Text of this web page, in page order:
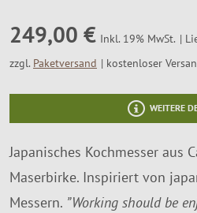
249,00 € Inkl. 19% MwSt.
zzgl. Paketversand kostenloser
WEITERE
Japanisches Kochmesser aus
Maserbirke. Inspiriert von
Messern. ”Working should be